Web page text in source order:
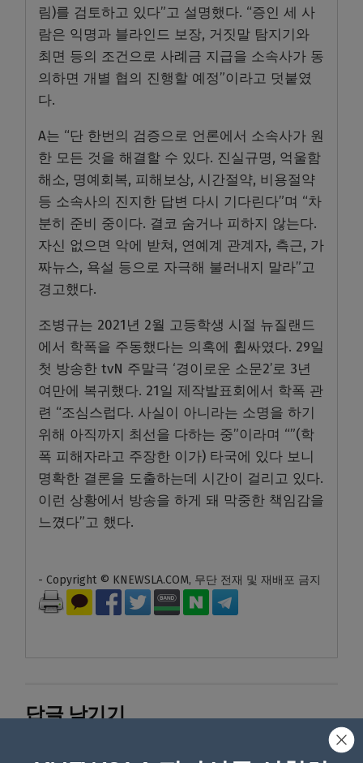
림)를 검토하고 있다”고 설명했다. “증인 세 사
람은 익명과 블라인드 보장, 거짓말 탐지기와
최면 등의 조건으로 사례금 지급을 소속사가 동
의하면 개별 협의 진행할 예정”이라고 덧붙였
다.
A는 “단 한번의 검증으로 언론에서 소속사가 원
한 모든 것을 해결할 수 있다. 진실규명, 억울함
해소, 명예회복, 피해보상, 시간절약, 비용절약
등 소속사의 진지한 답변 다시 기다린다”며 “차
분히 준비 중이다. 결코 숨거나 피하지 않는다.
자신 없으면 악에 받쳐, 연예계 관계자, 측근, 가
짜뉴스, 욕설 등으로 자극해 불러내지 말라”고
경고했다.
조병규는 2021년 2월 고등학생 시절 뉴질랜드
에서 학폭을 주동했다는 의혹에 휩싸였다. 29일
첫 방송한 tvN 주말극 ‘경이로운 소문2’로 3년
여만에 복귀했다. 21일 제작발표회에서 학폭 관
련 “조심스럽다. 사실이 아니라는 소명을 하기
위해 아직까지 최선을 다하는 중”이라며 “”(학
폭 피해자라고 주장한 이가) 타국에 있다 보니
명확한 결론을 도출하는데 시간이 걸리고 있다.
이런 상황에서 방송을 하게 돼 막중한 책임감을
느꼈다”고 했다.
- Copyright © KNEWSLA.COM, 무단 전재 및 재배포 금지
답글 남기기
로 표시됩니